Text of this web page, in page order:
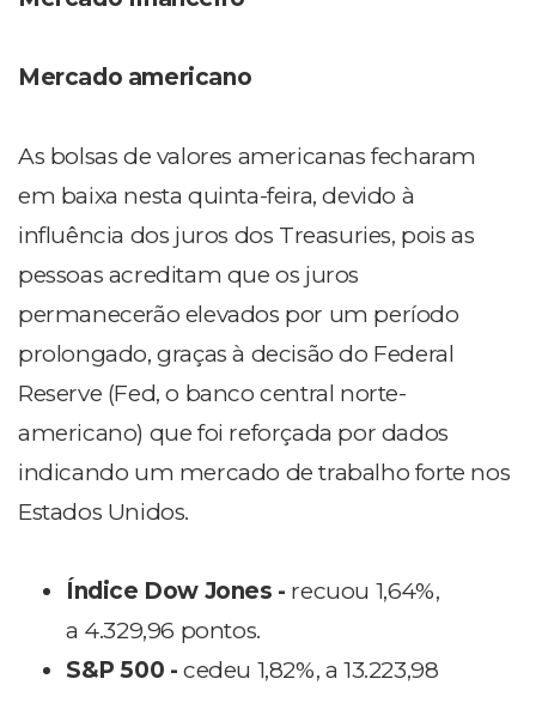
Mercado americano
As bolsas de valores americanas fecharam
em baixa nesta quinta-feira, devido à
influência dos juros dos Treasuries, pois as
pessoas acreditam que os juros
permanecerão elevados por um período
prolongado, graças à decisão do Federal
Reserve (Fed, o banco central norte-
americano) que foi reforçada por dados
indicando um mercado de trabalho forte nos
Estados Unidos.
Índice Dow Jones - recuou 1,64%,
a 4.329,96 pontos.
S&P 500 - cedeu 1,82%, a 13.223,98